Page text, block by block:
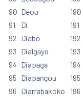
90
91
92
93
94
95
96
Déou
Di
Diabo
Dialgaye
Diapaga
Diapangou
Diarrabakoko
190
191
192
193
194
195
196